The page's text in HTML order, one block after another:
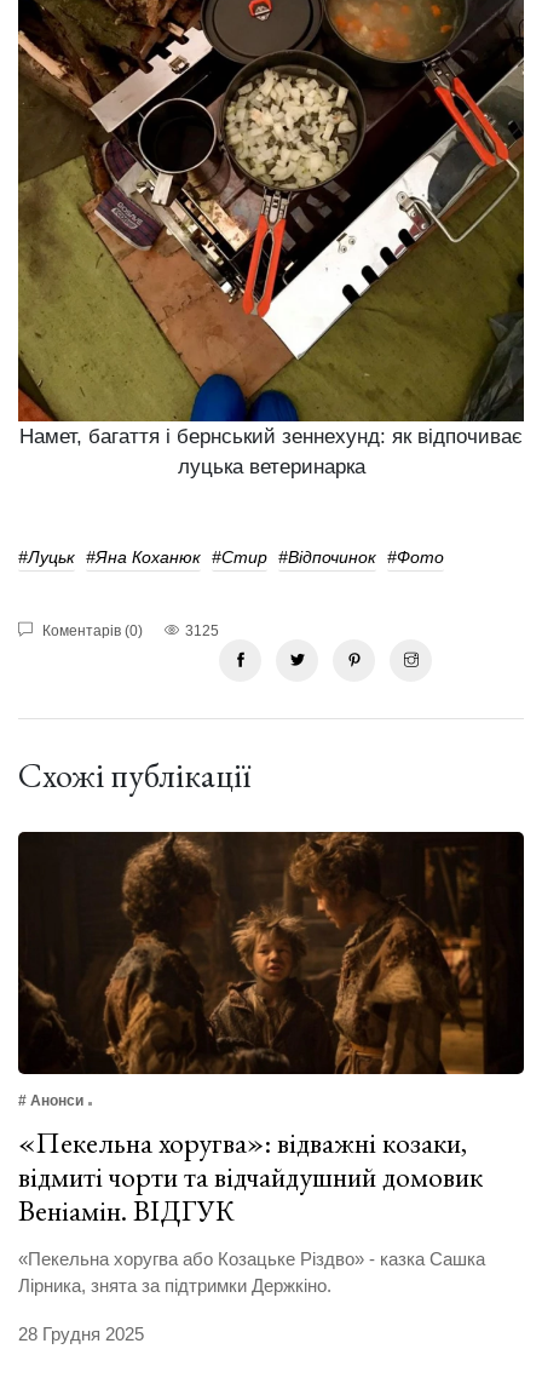
Намет, багаття і бернський зеннехунд: як відпочиває
луцька ветеринарка
#Луцьк #Яна Коханюк #Стир #відпочинок #фото
Коментарів (0) 3125
Схожі публікації
# Анонси
«Пекельна хоругва»: відважні козаки,
відмиті чорти та відчайдушний домовик
Веніамін. ВІДГУК
«Пекельна хоругва або Козацьке Різдво» - казка Сашка
Лірника, знята за підтримки Держкіно.
28 Грудня 2025